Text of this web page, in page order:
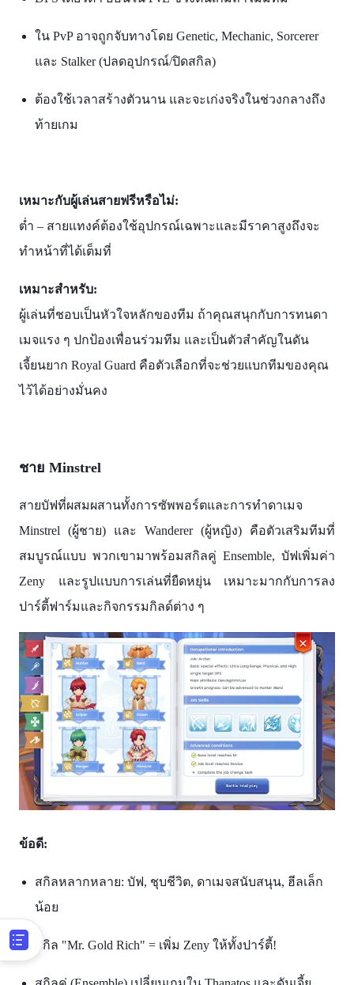
ใน PvP อาจถูกจับทางโดย Genetic, Mechanic, Sorcerer
และ Stalker (ปลดอุปกรณ์/ปิดสกิล)
ต้องใช้เวลาสร้างตัวนาน และจะเก่งจริงในช่วงกลางถึง
ท้ายเกม
เหมาะกับผู้เล่นสายฟรีหรือไม่:
ต่ำ – สายแทงค์ต้องใช้อุปกรณ์เฉพาะและมีราคาสูงถึงจะ
ทำหน้าที่ได้เต็มที่
เหมาะสำหรับ:
ผู้เล่นที่ชอบเป็นหัวใจหลักของทีม ถ้าคุณสนุกกับการทนดา
เมจแรง ๆ ปกป้องเพื่อนร่วมทีม และเป็นตัวสำคัญในดัน
เจี้ยนยาก Royal Guard คือตัวเลือกที่จะช่วยแบกทีมของคุณ
ไว้ได้อย่างมั่นคง
ชาย Minstrel
สายบัฟที่ผสมผสานทั้งการซัพพอร์ตและการทำดาเมจ
Minstrel (ผู้ชาย) และ Wanderer (ผู้หญิง) คือตัวเสริมทีมที่
สมบูรณ์แบบ พวกเขามาพร้อมสกิลคู่ Ensemble, บัฟเพิ่มค่า
Zeny และรูปแบบการเล่นที่ยืดหยุ่น เหมาะมากกับการลง
ปาร์ตี้ฟาร์มและกิจกรรมกิลด์ต่าง ๆ
ข้อดี:
สกิลหลากหลาย: บัฟ, ชุบชีวิต, ดาเมจสนับสนุน, ฮีลเล็ก
น้อย
สกิล "Mr. Gold Rich" = เพิ่ม Zeny ให้ทั้งปาร์ตี้!